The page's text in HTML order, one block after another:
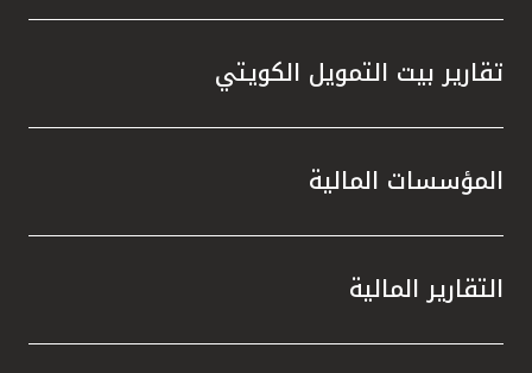
تقارير بيت التمويل الكويتي
المؤسسات المالية
التقارير المالية